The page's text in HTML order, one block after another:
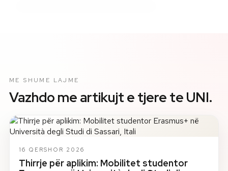
ME SHUME LAJME
Vazhdo me artikujt e tjere te UNI.
16 QERSHOR 2026
Thirrje për aplikim: Mobilitet studentor